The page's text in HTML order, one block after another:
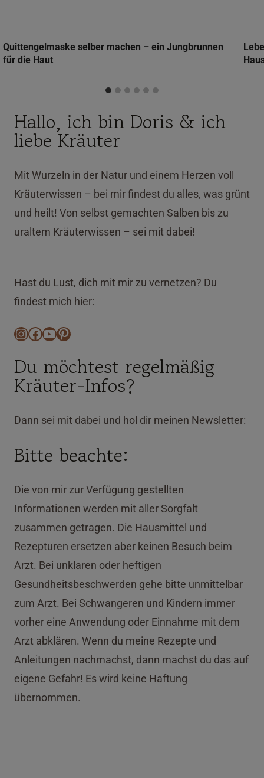
Quittengelmaske selber machen – ein Jungbrunnen
für die Haut
Hallo, ich bin Doris & ich
liebe Kräuter
Mit Wurzeln in der Natur und einem Herzen voll
Kräuterwissen – bei mir findest du alles, was grünt
und heilt! Von selbst gemachten Salben bis zu
uraltem Kräuterwissen – sei mit dabei!
Hast du Lust, dich mit mir zu vernetzen? Du
findest mich hier:
Instagram
Facebook
YouTube
Pinterest
Du möchtest regelmäßig
Kräuter-Infos?
Dann sei mit dabei und hol dir meinen Newsletter:
Bitte beachte:
Die von mir zur Verfügung gestellten
Informationen werden mit aller Sorgfalt
zusammen getragen. Die Hausmittel und
Rezepturen ersetzen aber keinen Besuch beim
Arzt. Bei unklaren oder heftigen
Gesundheitsbeschwerden gehe bitte unmittelbar
zum Arzt. Bei Schwangeren und Kindern immer
vorher eine Anwendung oder Einnahme mit dem
Arzt abklären. Wenn du meine Rezepte und
Anleitungen nachmachst, dann machst du das auf
eigene Gefahr! Es wird keine Haftung
übernommen.